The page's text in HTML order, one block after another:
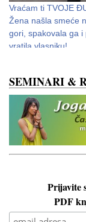
Vraćam ti TVOJE
Žena našla smeće
gori, spakovala ga i
vratila vlasniku!
SEMINARI &
Prijavite
PDF